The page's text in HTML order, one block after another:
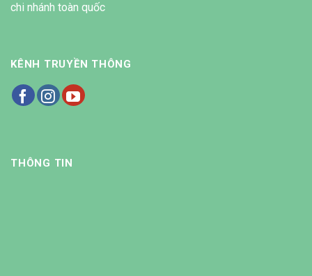
chi nhánh toàn quốc
KÊNH TRUYỀN THÔNG
THÔNG TIN